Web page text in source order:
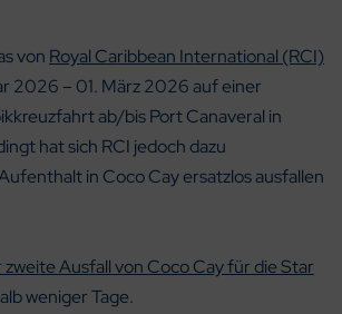
von Royal Caribbean International (RCI)
2026 – 01. März 2026 auf einer
ab/bis Port Canaveral in
hat sich RCI jedoch dazu
in Coco Cay ersatzlos ausfallen
zweite Ausfall von Coco Cay für die Star
weniger Tage.